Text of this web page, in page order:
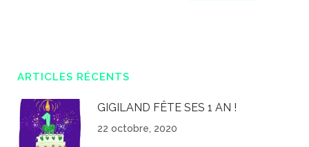
ARTICLES RÉCENTS
GIGILAND FÊTE SES 1 AN !
22 octobre, 2020